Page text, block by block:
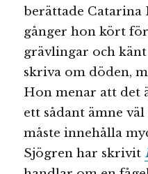
berättade Catarina
gånger hon kört
grävlingar och
skriva om döden,
Hon menar att det
ett sådant ämne
måste innehålla
Sjögren har skrivit